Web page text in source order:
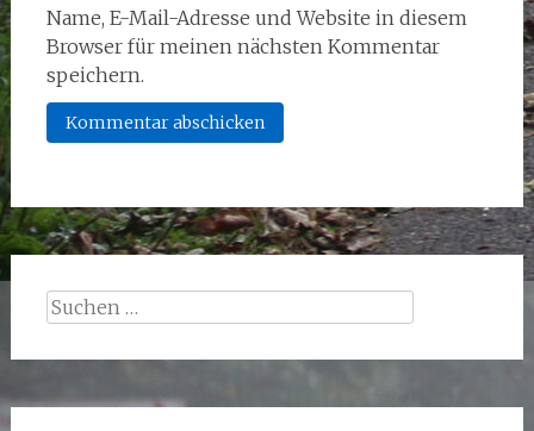
Name, E-Mail-Adresse und Website in diesem
Browser für meinen nächsten Kommentar
speichern.
Suchen
nach: